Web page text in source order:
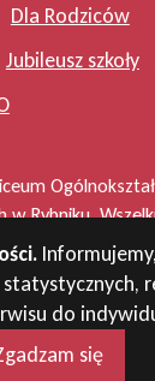
do
się
Dla Rodziców
Jubileusz szkoły
w Rybniku.
masideas.pl